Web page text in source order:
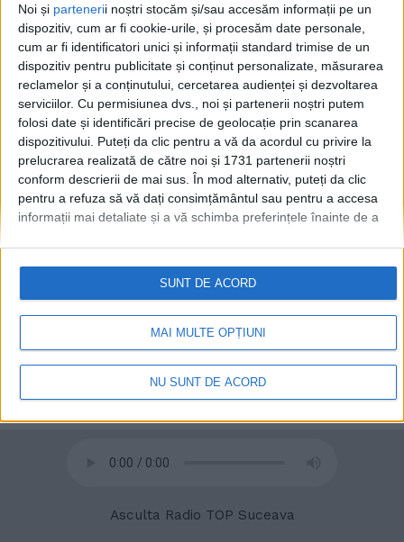
Noi și partenerii noștri stocăm și/sau accesăm informații pe un
dispozitiv, cum ar fi cookie-urile, și procesăm date personale,
cum ar fi identificatori unici și informații standard trimise de un
dispozitiv pentru publicitate și conținut personalizate, măsurarea
reclamelor și a conținutului, cercetarea audienței și dezvoltarea
serviciilor. Cu permisiunea dvs., noi și partenerii noștri putem
folosi date și identificări precise de geolocație prin scanarea
dispozitivului. Puteți da clic pentru a vă da acordul cu privire la
prelucrarea realizată de către noi și 1731 partenerii noștri
conform descrierii de mai sus. În mod alternativ, puteți da clic
pentru a refuza să vă dați consimțământul sau pentru a accesa
informații mai detaliate și a vă schimba preferințele înainte de a
retrageți consimțământul în orice moment, revenind la acest site
și făcând clic pe butonul "Confidențialitate" din partea de jos a
paginii web.
MAI MULTE OPȚIUNI
NU SUNT DE ACORD
SUNT DE ACORD
© 2020Radio TOP Suceava 104 FM
Asculta Radio TOP Suceava